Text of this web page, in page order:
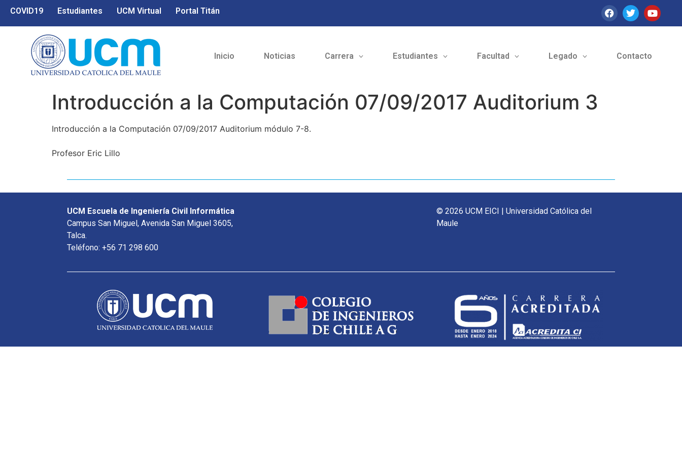
COVID19 Estudiantes UCM Virtual Portal Titán
Inicio Noticias Carrera Estudiantes Facultad Legado Contacto
Introducción a la Computación 07/09/2017 Auditorium 3
Introducción a la Computación 07/09/2017 Auditorium módulo 7-8.
Profesor Eric Lillo
UCM Escuela de Ingeniería Civil Informática
Campus San Miguel, Avenida San Miguel 3605,
Talca.
Teléfono: +56 71 298 600
© 2026 UCM EICI | Universidad Católica del
Maule